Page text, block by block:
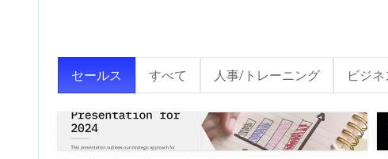
セールス すべて 人事/トレーニング ビジネ